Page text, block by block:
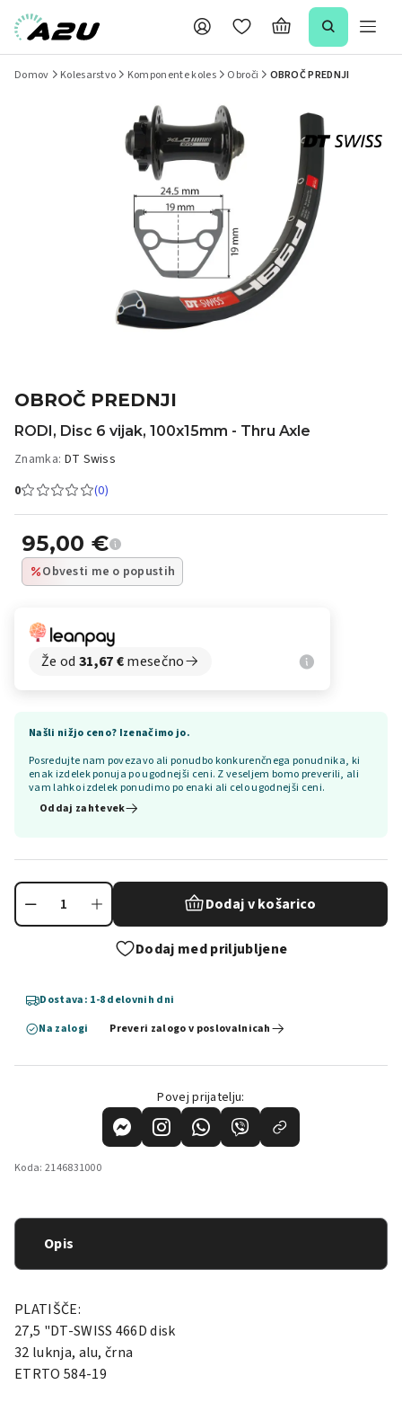
Domov Kolesarstvo Komponente koles Obroči OBROČ PREDNJI
OBROČ PREDNJI
RODI, Disc 6 vijak, 100x15mm - Thru Axle
Znamka: DT Swiss
0
(0)
95,00 €
Obvesti me o popustih
Že od 31,67€mesečno
Našli nižjo ceno? Izenačimo jo.
Posredujte nam povezavo ali ponudbo konkurenčnega ponudnika, ki
enak izdelek ponuja po ugodnejši ceni. Z veseljem bomo preverili, ali
vam lahko izdelek ponudimo po enaki ali celo ugodnejši ceni.
Oddaj zahtevek
Dodaj v košarico
Dodaj med priljubljene
Dostava: 1-8 delovnih dni
Na zalogi
Preveri zalogo v poslovalnicah
Povej prijatelju:
Koda: 2146831000
Opis
PLATIŠČE:
27,5 "DT-SWISS 466D disk
32 luknja, alu, črna
ETRTO 584-19